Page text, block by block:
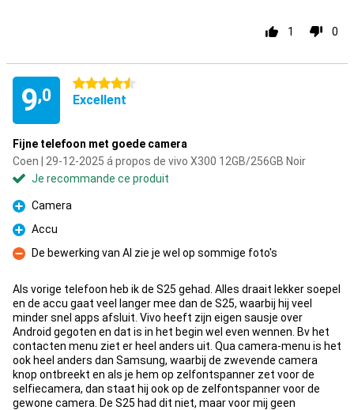
1 0
9,0
4.5 étoiles
Excellent
Fijne telefoon met goede camera
Coen | 29-12-2025 á propos de vivo X300 12GB/256GB Noir
Je recommande ce produit
Pour
Camera
Pour
Accu
Contre
De bewerking van AI zie je wel op sommige foto's
Als vorige telefoon heb ik de S25 gehad. Alles draait lekker soepel
en de accu gaat veel langer mee dan de S25, waarbij hij veel
minder snel apps afsluit. Vivo heeft zijn eigen sausje over
Android gegoten en dat is in het begin wel even wennen. Bv het
contacten menu ziet er heel anders uit. Qua camera-menu is het
ook heel anders dan Samsung, waarbij de zwevende camera
knop ontbreekt en als je hem op zelfontspanner zet voor de
selfiecamera, dan staat hij ook op de zelfontspanner voor de
gewone camera. De S25 had dit niet, maar voor mij geen